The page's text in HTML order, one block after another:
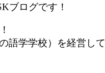
ブログです！
語学学校）を経営して